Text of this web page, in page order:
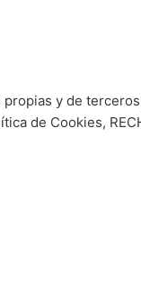
y de
de Cookies,